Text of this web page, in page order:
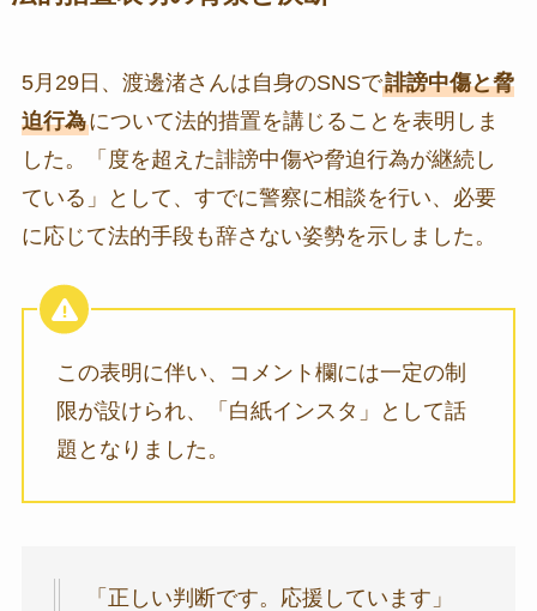
5月29日、渡邊渚さんは自身のSNSで誹謗中傷と脅
迫行為について法的措置を講じることを表明しま
した。「度を超えた誹謗中傷や脅迫行為が継続し
ている」として、すでに警察に相談を行い、必要
に応じて法的手段も辞さない姿勢を示しました。
この表明に伴い、コメント欄には一定の制
限が設けられ、「白紙インスタ」として話
題となりました。
「正しい判断です。応援しています」